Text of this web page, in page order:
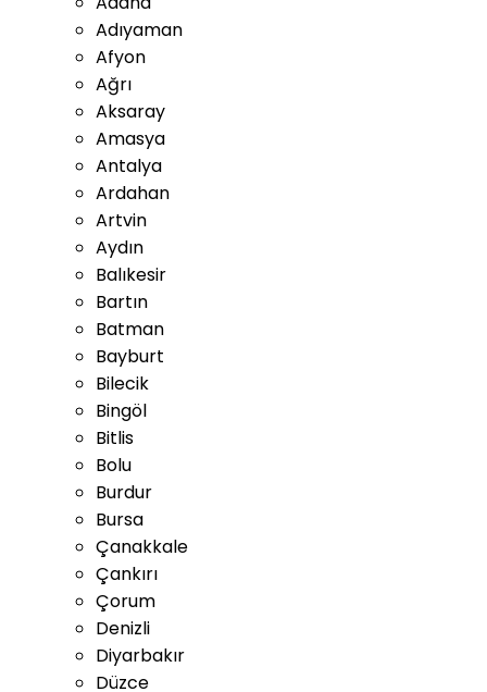
Adıyaman
Afyon
Ağrı
Aksaray
Amasya
Antalya
Ardahan
Artvin
Aydın
Balıkesir
Bartın
Batman
Bayburt
Bilecik
Bingöl
Bitlis
Bolu
Burdur
Bursa
Çanakkale
Çankırı
Çorum
Denizli
Diyarbakır
Düzce